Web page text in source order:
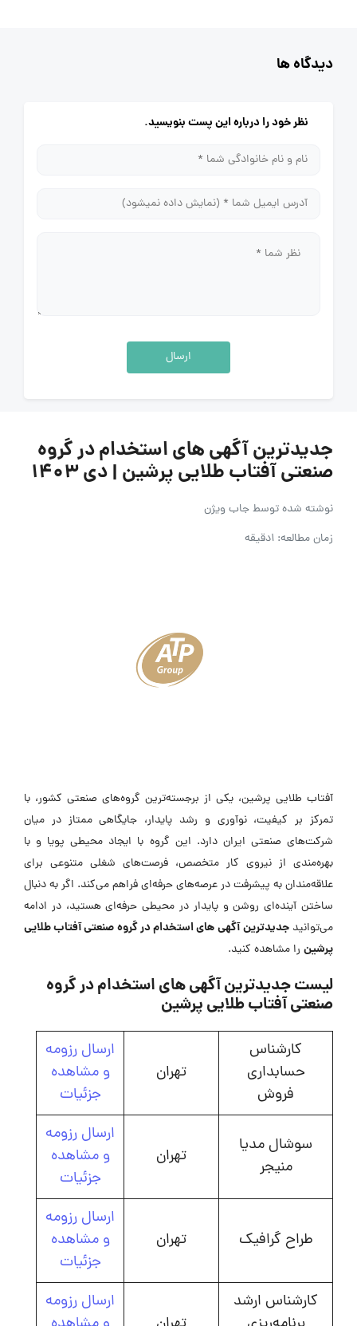
دیدگاه ها
نظر خود را درباره این پست بنویسید.
ارسال
جدیدترین آگهی های استخدام در گروه
صنعتی آفتاب طلایی پرشین | دی ۱۴۰۳
نوشته شده توسطجاب ویژن
زمان مطالعه: 1دقیقه
آفتاب طلایی پرشین، یکی از برجسته‌ترین گروه‌های صنعتی کشور، با
تمرکز بر کیفیت، نوآوری و رشد پایدار، جایگاهی ممتاز در میان
شرکت‌های صنعتی ایران دارد. این گروه با ایجاد محیطی پویا و با
بهره‌مندی از نیروی کار متخصص، فرصت‌های شغلی متنوعی برای
علاقه‌مندان به پیشرفت در عرصه‌های حرفه‌ای فراهم می‌کند. اگر به دنبال
ساختن آینده‌ای روشن و پایدار در محیطی حرفه‌ای هستید، در ادامه
می‌توانیدجدیدترین آگهی های استخدام در گروه صنعتی آفتاب طلایی
پرشین را مشاهده کنید.
لیست جدیدترین آگهی های استخدام در گروه
صنعتی آفتاب طلایی پرشین
کارشناس
حسابداری
فروش
تهران
ارسال رزومه
و مشاهده
جزئیات
سوشال مدیا
منیجر
تهران
ارسال رزومه
و مشاهده
جزئیات
طراح گرافیک تهران
ارسال رزومه
و مشاهده
جزئیات
کارشناس‌ ارشد
ارسال رزومه